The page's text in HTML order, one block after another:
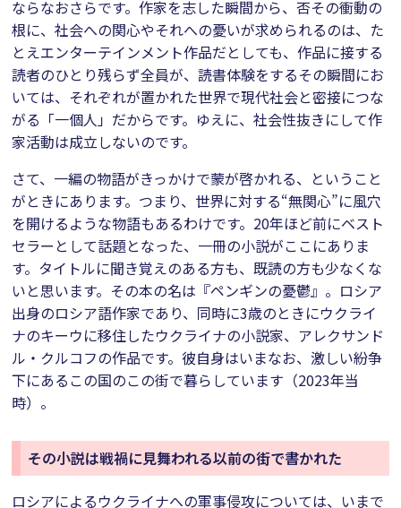
ならなおさらです。作家を志した瞬間から、否その衝動の
根に、社会への関心やそれへの憂いが求められるのは、た
とえエンターテインメント作品だとしても、作品に接する
読者のひとり残らず全員が、読書体験をするその瞬間にお
いては、それぞれが置かれた世界で現代社会と密接につな
がる「一個人」だからです。ゆえに、社会性抜きにして作
家活動は成立しないのです。
さて、一編の物語がきっかけで蒙が啓かれる、ということ
がときにあります。つまり、世界に対する“無関心”に風穴
を開けるような物語もあるわけです。20年ほど前にベスト
セラーとして話題となった、一冊の小説がここにありま
す。タイトルに聞き覚えのある方も、既読の方も少なくな
いと思います。その本の名は『ペンギンの憂鬱』。ロシア
出身のロシア語作家であり、同時に3歳のときにウクライ
ナのキーウに移住したウクライナの小説家、アレクサンド
ル・クルコフの作品です。彼自身はいまなお、激しい紛争
下にあるこの国のこの街で暮らしています（2023年当
時）。
その小説は戦禍に見舞われる以前の街で書かれた
ロシアによるウクライナへの軍事侵攻については、いまで